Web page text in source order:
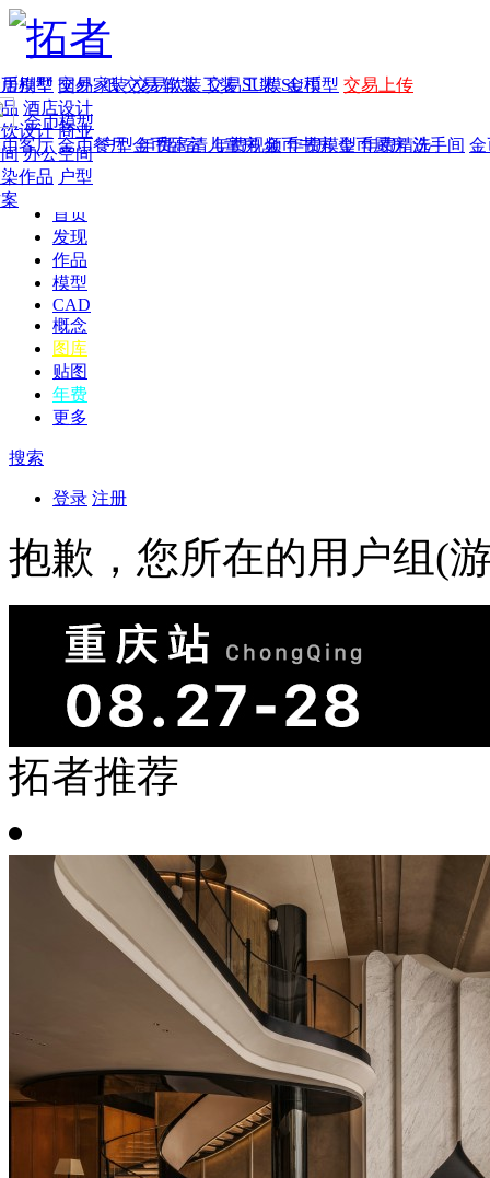
首页
发现
年费 作品 图纸 交易 软装 工装 SU模 金币
年费版块
费图纸 年费户型 年费高清 年费视频 年费模型 年费精选
作品
别墅 国外
酒店设计
设计 商业
办公空间
作品 户型
模型
模型 交易家装 交易软装 交易工装 SU模型 交易上传
金币模型
客厅 金币餐厅 金币卧室 儿童房 金币书房 金币厨房 洗手间 金
CAD
概念
图库
贴图
年费
更多
搜索
登录 注册
抱歉，您所在的用户组(
拓者推荐